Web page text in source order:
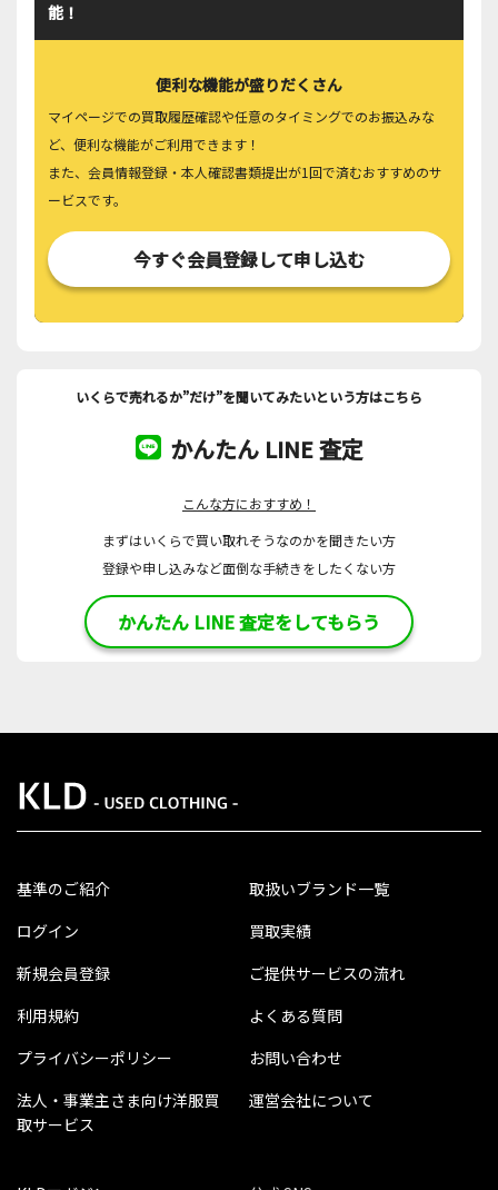
能！
便利な機能が盛りだくさん
マイページでの買取履歴確認や任意のタイミングでのお振込みな
ど、便利な機能がご利用できます！
また、会員情報登録・本人確認書類提出が1回で済むおすすめのサ
ービスです。
今すぐ会員登録して申し込む
いくらで売れるか”だけ”を聞いてみたいという方はこちら
かんたん LINE 査定
こんな方におすすめ！
まずはいくらで買い取れそうなのかを聞きたい方
登録や申し込みなど面倒な手続きをしたくない方
かんたん LINE 査定をしてもらう
基準のご紹介
ログイン
新規会員登録
利用規約
プライバシーポリシー
法人・事業主さま向け洋服買
取サービス
取扱いブランド一覧
買取実績
ご提供サービスの流れ
よくある質問
お問い合わせ
運営会社について